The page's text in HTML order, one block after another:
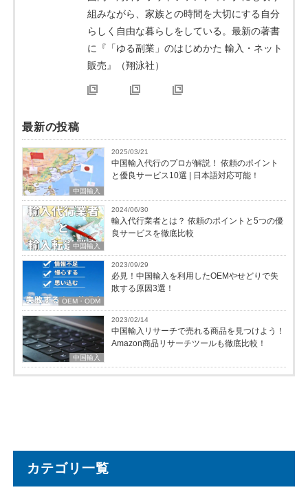
組みながら、家族との時間を大切にする自分
らしく自由な暮らしをしている。最新の著書
に『「ゆる副業」のはじめかた 輸入・ネット
販売』（翔泳社）
最新の投稿
中国輸入
2025/03/21
中国輸入代行のプロが解説！ 依頼のポイント
と優良サービス10選 | 日本語対応可能！
中国輸入
2024/06/30
輸入代行業者とは？ 依頼のポイントと5つの優
良サービスを徹底比較
OEM・ODM
2023/09/29
必見！中国輸入を利用したOEMやせどりで失
敗する原因3選！
中国輸入
2023/02/14
中国輸入リサーチで売れる商品を見つけよう！
Amazon商品リサーチツールも徹底比較！
カテゴリ一覧